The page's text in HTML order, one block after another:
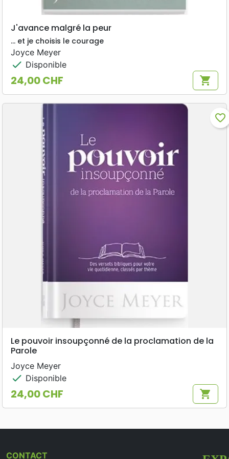
J'avance malgré la peur
... et je choisis le courage
Joyce Meyer
check Disponible
Prix
24,00 CHF shopping_cart
favorite_border
Le pouvoir insoupçonné de la proclamation de la
Parole
Joyce Meyer
check Disponible
Prix
24,00 CHF shopping_cart
CONTACT